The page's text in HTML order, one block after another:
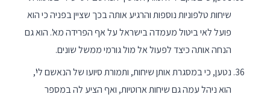
שיחות טלפוניות נוספות והרגיע אותה בכך שציין בפניה כי הוא
פועל לאי ביטול מעמדה בישראל על אף הפרידה מא'. הוא גם
הנחה אותה כיצד לפעול אל מול גורמי ממשל שונים.
נטען, כי במסגרת אותן שיחות, ותמורת סיועו של הנאשם לי',
הוא ניהל עמה גם שיחות ארוטיות, ואף הציע לה במספר